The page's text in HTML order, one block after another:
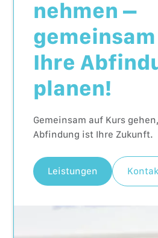
nehmen –
Ihre
planen!
Gemeinsam auf Kurs
Abfindung ist Ihre Zukunft.
Leistungen